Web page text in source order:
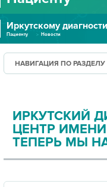
УСЛУГИ И ЦЕНЫ
ПАЦИЕНТУ
ПРАВОВАЯ
Пациенту Новости
НАВИГАЦИЯ ПО РАЗДЕЛУ
ИРКУТСКИЙ
ЦЕНТР
ТЕПЕРЬ МЫ